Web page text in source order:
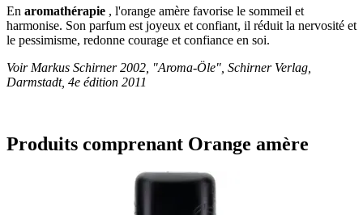
En aromathérapie , l'orange amère favorise le sommeil et
harmonise. Son parfum est joyeux et confiant, il réduit la nervosité et
le pessimisme, redonne courage et confiance en soi.
Voir Markus Schirner 2002, "Aroma-Öle", Schirner Verlag,
Darmstadt, 4e édition 2011
Produits comprenant Orange amère